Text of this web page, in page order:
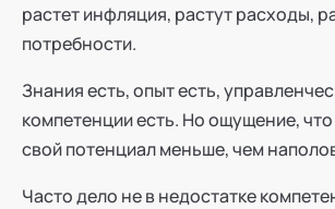
растет инфляция, растут расходы,
потребности.
Знания есть, опыт есть,
компетенции есть. Но ощущение,
свой потенциал меньше, чем
Часто дело не в недостатке